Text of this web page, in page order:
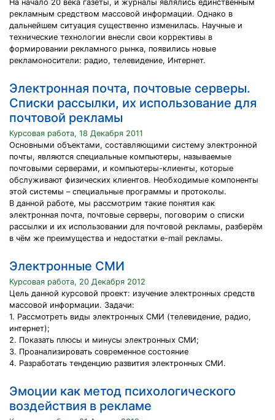
На начало 20 века газеты, и журналы являлись единственным
рекламным средством массовой информации. Однако в
дальнейшем ситуация существенно изменилась. Научные и
технические технологии внесли свои коррективы в
формировании рекламного рынка, появились новые
рекламоносители: радио, телевидение, Интернет.
Электронная почта, почтовые серверы.
Списки рассылки, их использование для
почтовой рекламы
Курсовая работа, 18 Декабря 2011
Основными объектами, составляющими систему электронной
почты, являются специальные компьютеры, называемые
почтовыми серверами, и компьютеры-клиенты, которые
обслуживают физических клиентов. Необходимые компоненты
этой системы – специальные программы и протоколы.
В данной работе, мы рассмотрим такие понятия как
электронная почта, почтовые серверы, поговорим о списки
рассылки и их использовании для почтовой рекламы, разберём
в чём же преимущества и недостатки e-mail рекламы.
Электронные СМИ
Курсовая работа, 20 Декабря 2012
Цель данной курсовой проект: изучение электронных средств
массовой информации. Задачи:
1. Рассмотреть виды электронных СМИ (телевидение, радио,
интернет);
2. Показать плюсы и минусы электронных СМИ;
3. Проанализировать современное состояние
4. Разработать тенденцию развития электронных СМИ.
Эмоции как метод психологического
воздействия в рекламе